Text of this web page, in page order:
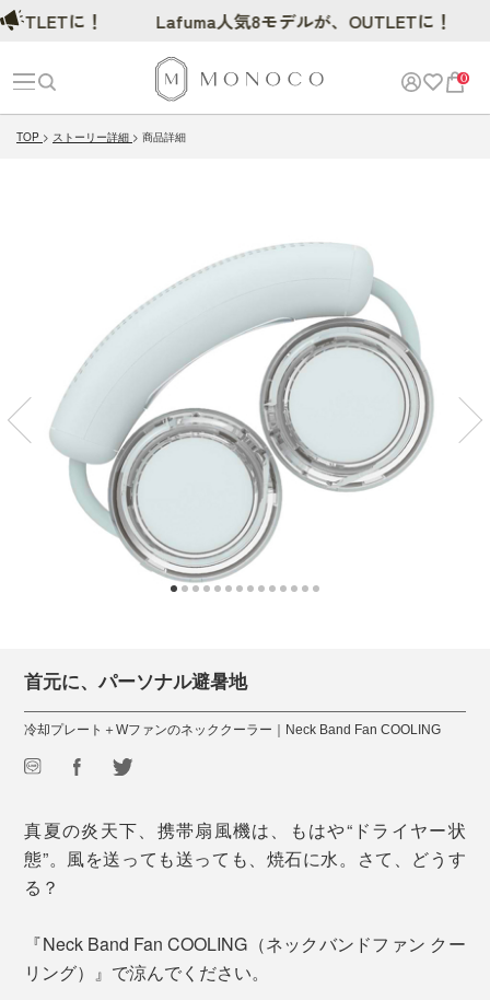
0
TOP ストーリー詳細 商品詳細
首元に、パーソナル避暑地
冷却プレート＋Wファンのネッククーラー｜Neck Band Fan COOLING
真夏の炎天下、携帯扇風機は、もはや“ドライヤー状
態”。風を送っても送っても、焼石に水。さて、どうす
る？
『Neck Band Fan COOLING（ネックバンドファン クー
リング）』で涼んでください。
に！ Lafuma人気8モデルが、OUTLETに！